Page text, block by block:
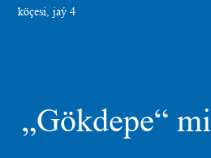
köçesi, jaý 4
„Gökdepe“